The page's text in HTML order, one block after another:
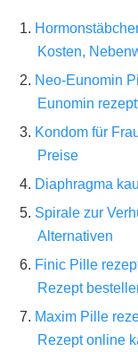
Kosten,
Neo-Eunomin
Eunomin
Kondom für
Preise
Diaphragma
Spirale zur
Alternativen
Finic Pille
Rezept
Maxim Pille
Rezept online